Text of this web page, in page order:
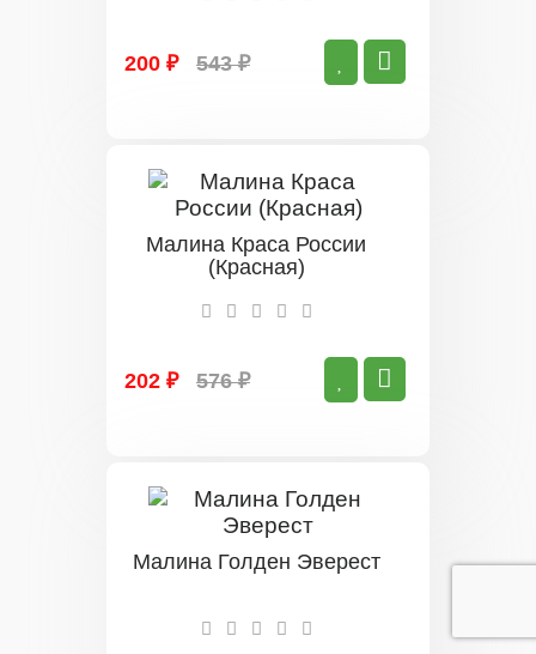
200 ₽ 543 ₽
Малина Краса России
(Красная)
202 ₽ 576 ₽
Малина Голден Эверест